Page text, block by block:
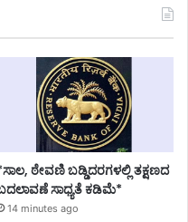
ಠೇವಣಿ ಬಡ್ಡಿದರಗಳಲ್ಲಿ ತಕ್ಷಣದ
ಸಾಧ್ಯತೆ ಕಡಿಮೆ*
14 minutes ago